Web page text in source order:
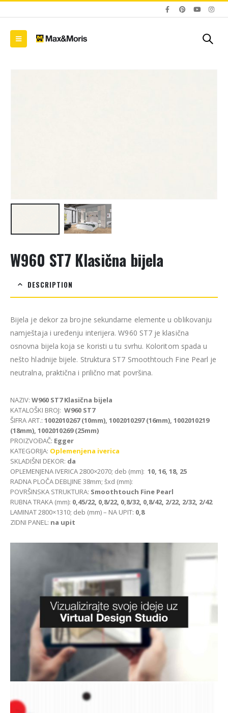
W960 ST7 Klasična bijela
DESCRIPTION
Bijela je dekor za brojne sekundarne elemente u oblikovanju
namještaja i uređenju interijera. W960 ST7 je klasična
osnovna bijela koja se koristi u tu svrhu. Koloritom spada u
nešto hladnije bijele. Struktura ST7 Smoothtouch Fine Pearl je
neutralna, praktična i prilično mat površina.
NAZIV: W960 ST7 Klasična bijela
KATALOŠKI BROJ: W960 ST7
ŠIFRA ART.: 1002010267 (10mm), 1002010297 (16mm), 1002010219
(18mm), 1002010269 (25mm)
PROIZVOĐAČ: Egger
KATEGORIJA: Oplemenjena iverica
SKLADIŠNI DEKOR: da
OPLEMENJENA IVERICA 2800×2070; deb (mm): 10, 16, 18, 25
RADNA PLOČA DEBLJINE 38mm; šxd (mm):
POVRŠINSKA STRUKTURA: Smoothtouch Fine Pearl
RUBNA TRAKA (mm): 0,45/22, 0,8/22, 0,8/32, 0,8/42, 2/22, 2/32, 2/42
LAMINAT 2800×1310; deb (mm) – NA UPIT: 0,8
ZIDNI PANEL: na upit